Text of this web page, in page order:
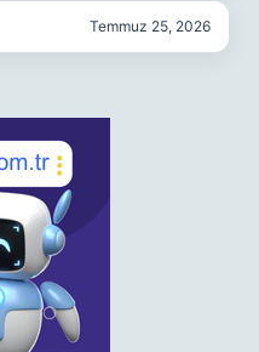
Temmuz 25, 2026